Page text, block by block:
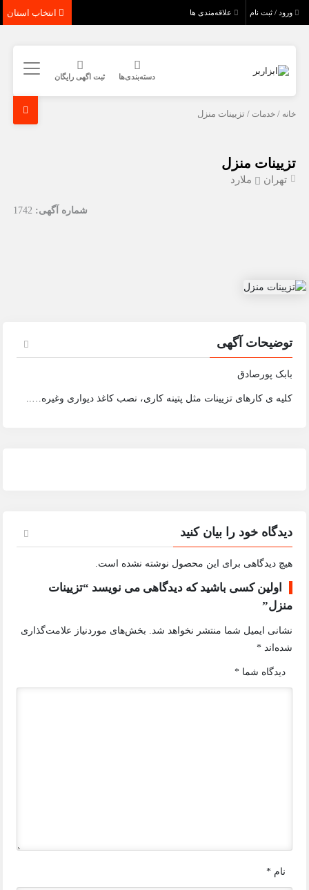
ورود / ثبت نام علاقه‌مندی ها
دسته‌بندی‌ها ثبت اگهی رایگان
خانه /خدمات / تزیینات منزل
تزیینات منزل
تهران ملارد
شماره آگهی: 1742
توضیحات آگهی
بابک پورصادق
کلیه ی کارهای تزیینات مثل پتینه کاری، نصب کاغذ دیواری وغیره…..
دیدگاه خود را بیان کنید
هیچ دیدگاهی برای این محصول نوشته نشده است.
اولین کسی باشید که دیدگاهی می نویسد “تزیینات
منزل”
نشانی ایمیل شما منتشر نخواهد شد.
بخش‌های موردنیاز علامت‌گذاری
شده‌اند*
دیدگاه شما*
نام*